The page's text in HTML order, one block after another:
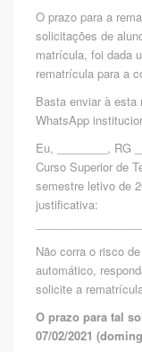
O prazo para a
solicitações de
matrícula, foi dada
rematrícula para a
Basta enviar à esta
WhatsApp
Eu, ________, RG
Curso Superior de
semestre letivo de
justificativa:
Não corra o risco
automático,
solicite a
O prazo para tal
07/02/2021